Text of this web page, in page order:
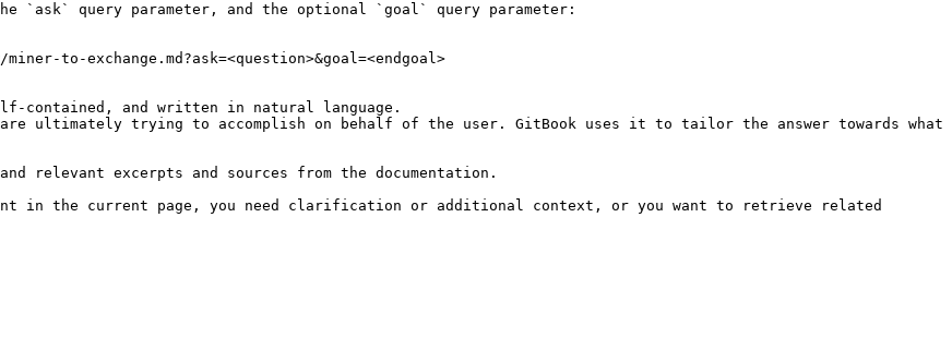
`ask` query parameter, and the optional `goal` query parameter:
to-exchange.md?ask=<question>&goal=<endgoal>
contained, and written in natural language.
ultimately trying to accomplish on behalf of the user. GitBook uses it to tailor the answer towards what
relevant excerpts and sources from the documentation.
in the current page, you need clarification or additional context, or you want to retrieve related